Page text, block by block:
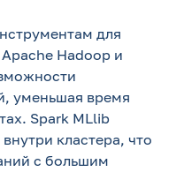
для
Hadoop и
уменьшая время
Spark MLlib
кластера, что
с большим